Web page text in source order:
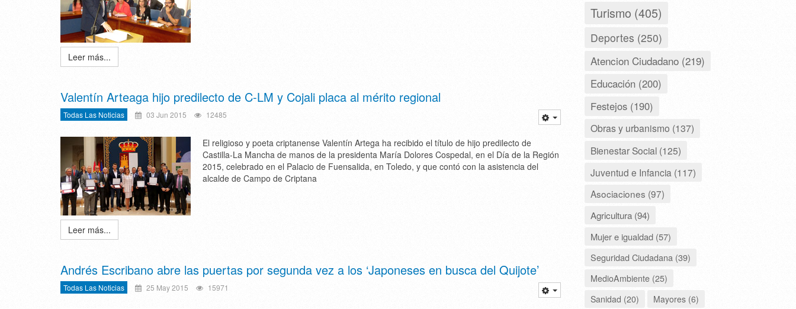
Leer más...
Valentín Arteaga hijo predilecto de C-LM y Cojali placa al mérito regional
Todas Las Noticias 03 Jun 2015 12485
El religioso y poeta criptanense Valentín Artega ha recibido el título de hijo predilecto de
Castilla-La Mancha de manos de la presidenta María Dolores Cospedal, en el Día de la Región
2015, celebrado en el Palacio de Fuensalida, en Toledo, y que contó con la asistencia del
alcalde de Campo de Criptana
Leer más...
Andrés Escribano abre las puertas por segunda vez a los ‘Japoneses en busca del Quijote’
Todas Las Noticias 25 May 2015 15971
Turismo (405)
Deportes (250)
Atencion Ciudadano (219)
Educación (200)
Festejos (190)
Obras y urbanismo (137)
Bienestar Social (125)
Juventud e Infancia (117)
Asociaciones (97)
Agricultura (94)
Mujer e igualdad (57)
Seguridad Ciudadana (39)
MedioAmbiente (25)
Sanidad (20)
Mayores (6)